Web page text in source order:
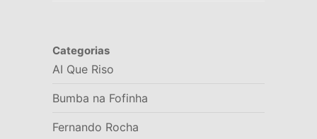
Categorias
AI Que Riso
Bumba na Fofinha
Fernando Rocha